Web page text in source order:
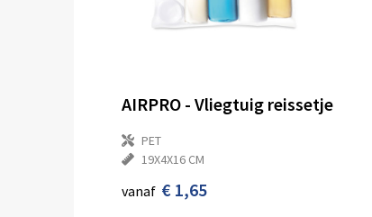
AIRPRO - Vliegtuig reissetje
PET
19X4X16 CM
vanaf € 1,65